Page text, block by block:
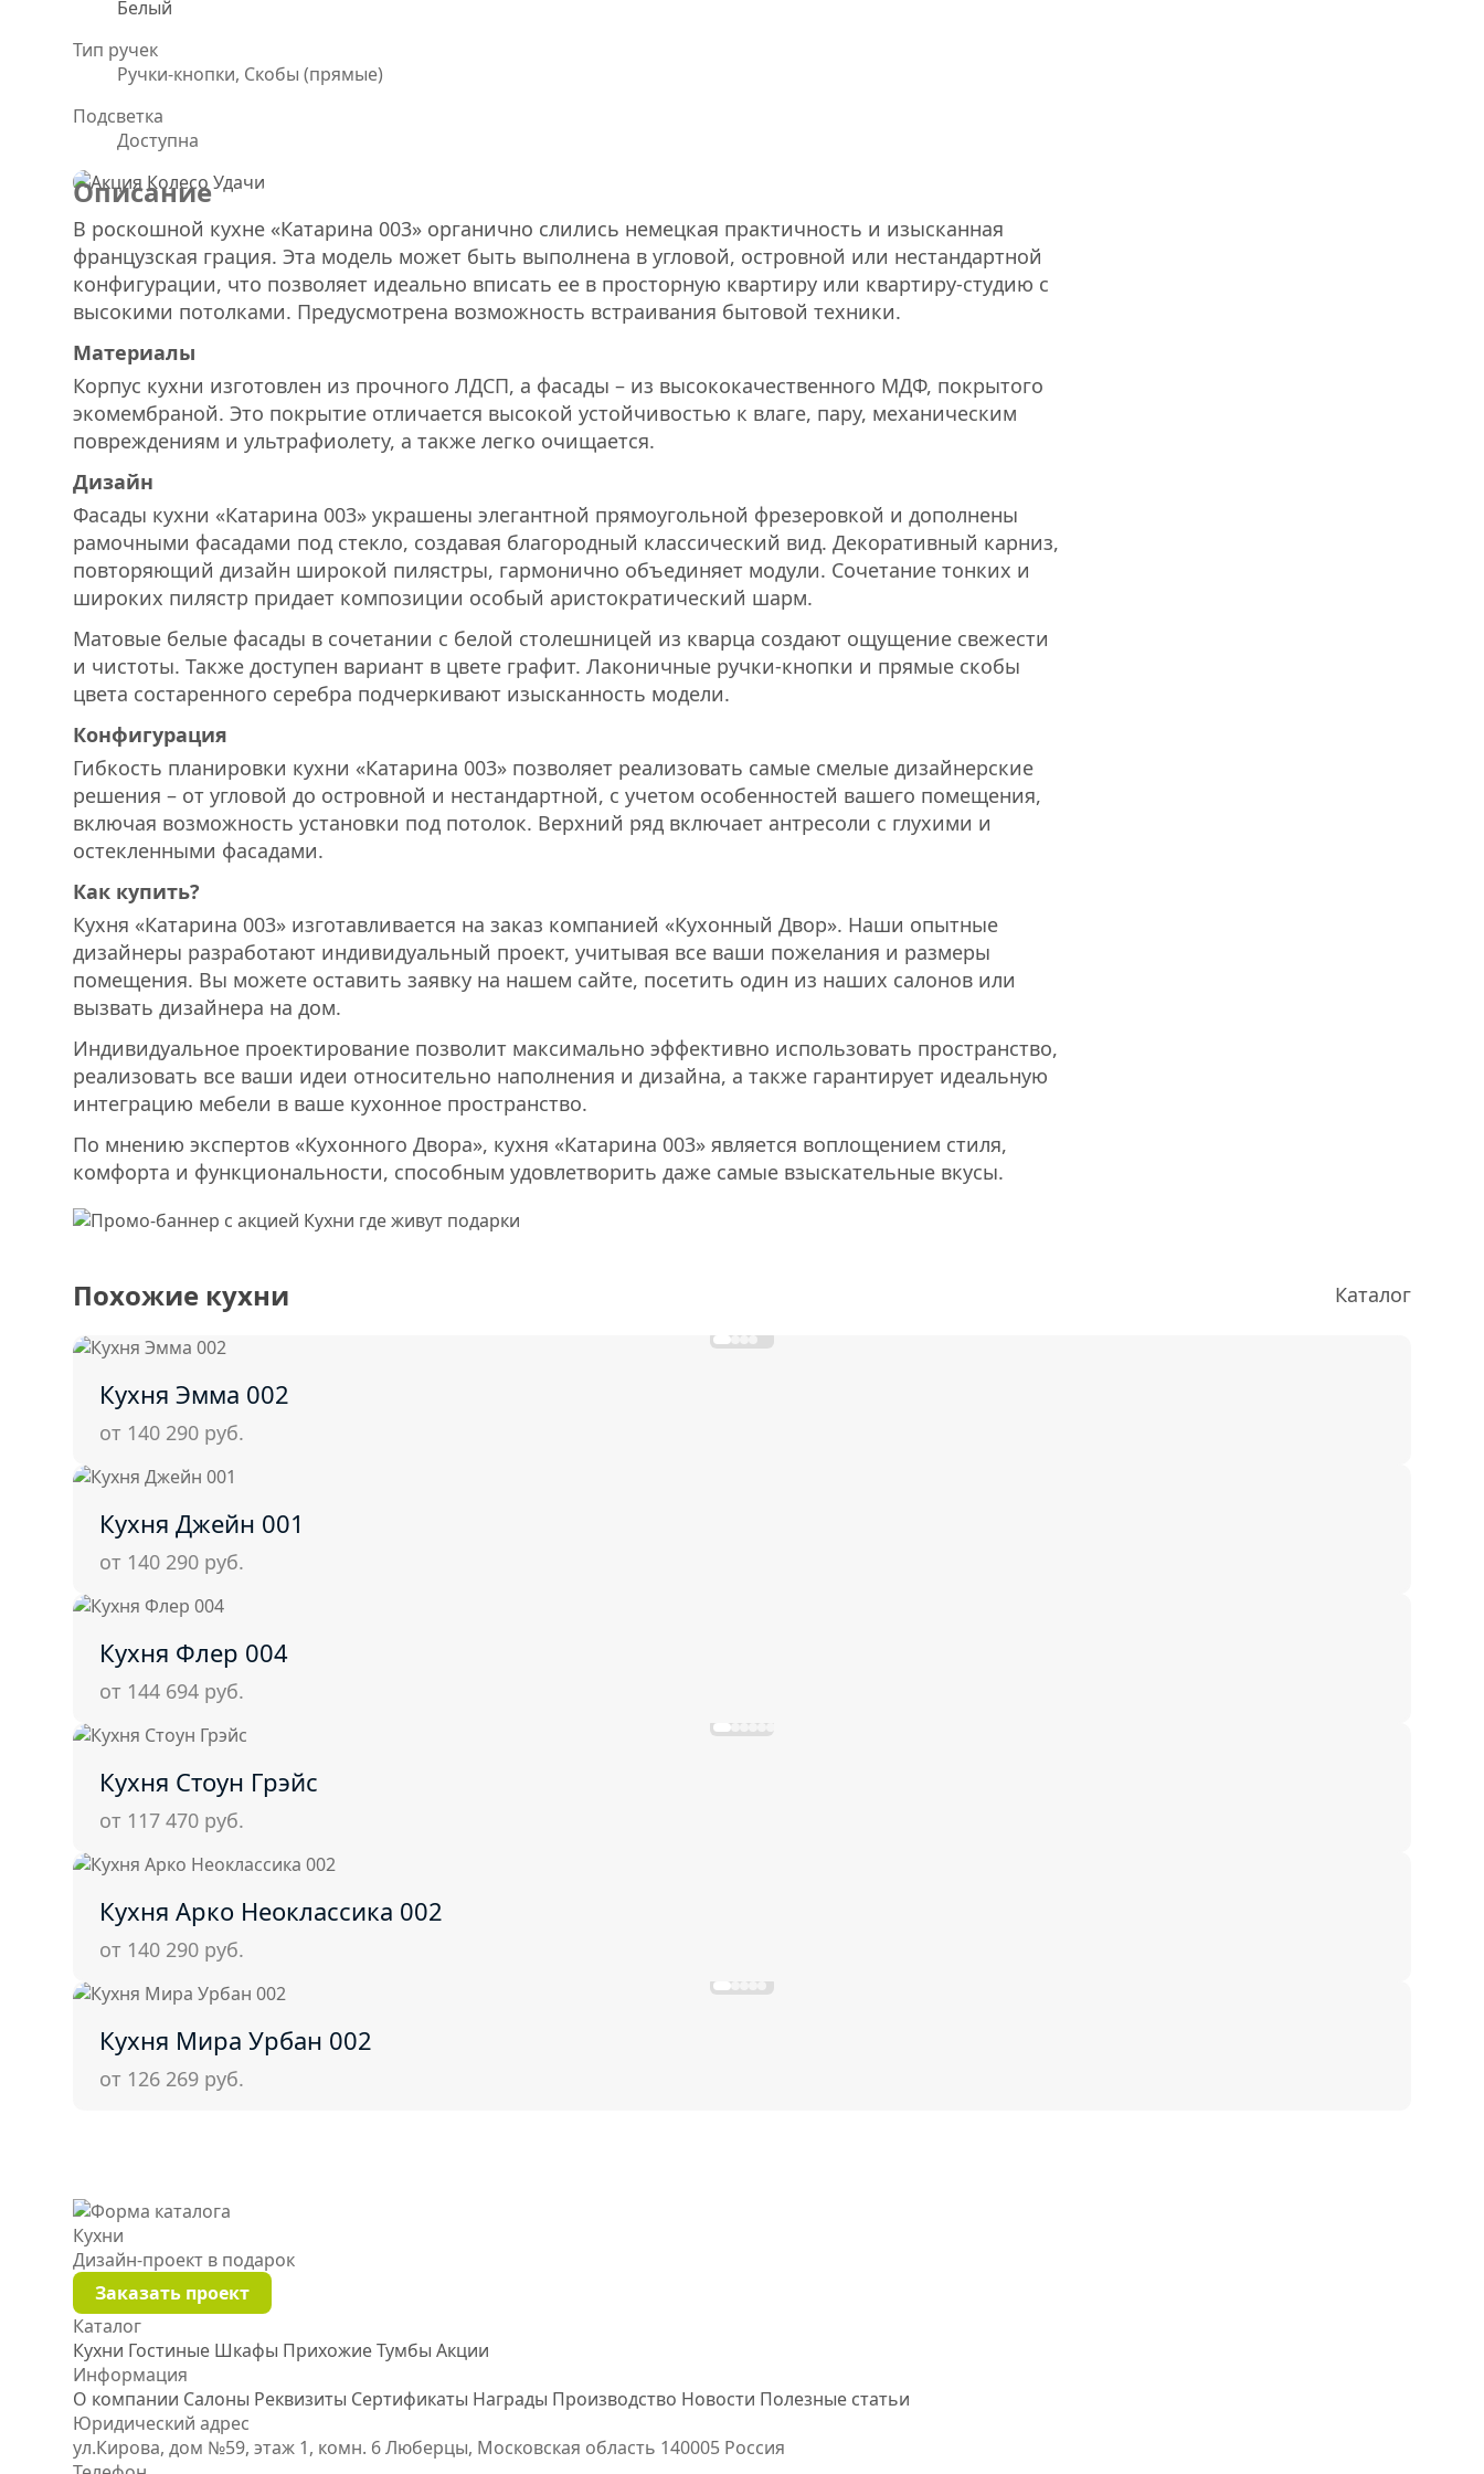
Белый
Тип ручек
Ручки-кнопки, Скобы (прямые)
Подсветка
Доступна
Описание
В роскошной кухне «Катарина 003» органично слились немецкая практичность и изысканная
французская грация. Эта модель может быть выполнена в угловой, островной или нестандартной
конфигурации, что позволяет идеально вписать ее в просторную квартиру или квартиру-студию с
высокими потолками. Предусмотрена возможность встраивания бытовой техники.
Материалы
Корпус кухни изготовлен из прочного ЛДСП, а фасады – из высококачественного МДФ, покрытого
экомембраной. Это покрытие отличается высокой устойчивостью к влаге, пару, механическим
повреждениям и ультрафиолету, а также легко очищается.
Дизайн
Фасады кухни «Катарина 003» украшены элегантной прямоугольной фрезеровкой и дополнены
рамочными фасадами под стекло, создавая благородный классический вид. Декоративный карниз,
повторяющий дизайн широкой пилястры, гармонично объединяет модули. Сочетание тонких и
широких пилястр придает композиции особый аристократический шарм.
Матовые белые фасады в сочетании с белой столешницей из кварца создают ощущение свежести
и чистоты. Также доступен вариант в цвете графит. Лаконичные ручки-кнопки и прямые скобы
цвета состаренного серебра подчеркивают изысканность модели.
Конфигурация
Гибкость планировки кухни «Катарина 003» позволяет реализовать самые смелые дизайнерские
решения – от угловой до островной и нестандартной, с учетом особенностей вашего помещения,
включая возможность установки под потолок. Верхний ряд включает антресоли с глухими и
остекленными фасадами.
Как купить?
Кухня «Катарина 003» изготавливается на заказ компанией «Кухонный Двор». Наши опытные
дизайнеры разработают индивидуальный проект, учитывая все ваши пожелания и размеры
помещения. Вы можете оставить заявку на нашем сайте, посетить один из наших салонов или
вызвать дизайнера на дом.
Индивидуальное проектирование позволит максимально эффективно использовать пространство,
реализовать все ваши идеи относительно наполнения и дизайна, а также гарантирует идеальную
интеграцию мебели в ваше кухонное пространство.
По мнению экспертов «Кухонного Двора», кухня «Катарина 003» является воплощением стиля,
комфорта и функциональности, способным удовлетворить даже самые взыскательные вкусы.
Похожие кухни Каталог
Кухня Эмма 002
от 140 290 руб.
Кухня Джейн 001
от 140 290 руб.
Кухня Флер 004
от 144 694 руб.
Кухня Стоун Грэйс
от 117 470 руб.
Кухня Арко Неоклассика 002
от 140 290 руб.
Кухня Мира Урбан 002
от 126 269 руб.
Кухни
Дизайн-проект в подарок
Заказать проект
Каталог
Кухни Гостиные Шкафы ПрихожиеТумбы Акции
Информация
О компании Салоны Реквизиты Сертификаты Награды Производство Новости Полезные статьи
Юридический адрес
ул.Кирова, дом №59, этаж 1, комн. 6Люберцы, Московская область 140005 Россия